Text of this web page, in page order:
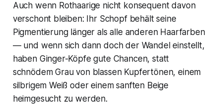
Auch wenn Rothaarige nicht konsequent davon
verschont bleiben: Ihr Schopf behält seine
Pigmentierung länger als alle anderen Haarfarben
— und wenn sich dann doch der Wandel einstellt,
haben Ginger-Köpfe gute Chancen, statt
schnödem Grau von blassen Kupfertönen, einem
silbrigem Weiß oder einem sanften Beige
heimgesucht zu werden.